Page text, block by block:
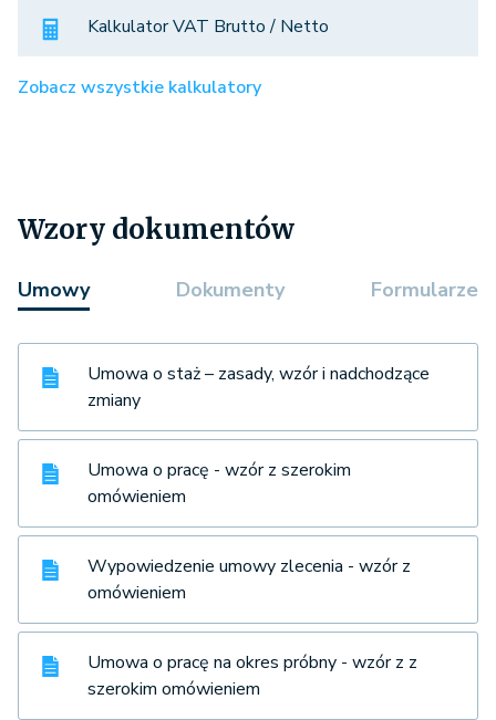
Kalkulator VAT Brutto / Netto
Zobacz wszystkie kalkulatory
Wzory dokumentów
Umowy Dokumenty Formularze
Umowa o staż – zasady, wzór i nadchodzące
zmiany
Umowa o pracę - wzór z szerokim
omówieniem
Wypowiedzenie umowy zlecenia - wzór z
omówieniem
Umowa o pracę na okres próbny - wzór z z
szerokim omówieniem